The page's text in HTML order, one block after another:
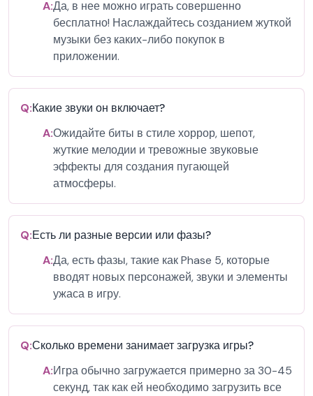
A:Да, в нее можно играть совершенно
бесплатно! Наслаждайтесь созданием жуткой
музыки без каких-либо покупок в
приложении.
Q:Какие звуки он включает?
A:Ожидайте биты в стиле хоррор, шепот,
жуткие мелодии и тревожные звуковые
эффекты для создания пугающей
атмосферы.
Q:Есть ли разные версии или фазы?
A:Да, есть фазы, такие как Phase 5, которые
вводят новых персонажей, звуки и элементы
ужаса в игру.
Q:Сколько времени занимает загрузка игры?
A:Игра обычно загружается примерно за 30-45
секунд, так как ей необходимо загрузить все